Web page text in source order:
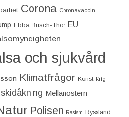
Corona Coronavaccin
Ebba Busch-Thor EU
och sjukvård
Klimatfrågor Konst Krig
Mellanöstern
Polisen Rasism Ryssland